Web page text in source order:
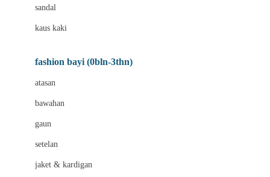
Bizzi Growin
Blooming Marvellous
Bravado
Buds Organics
sandal
kaus kaki
fashion bayi (0bln-3thn)
atasan
bawahan
gaun
setelan
jaket & kardigan